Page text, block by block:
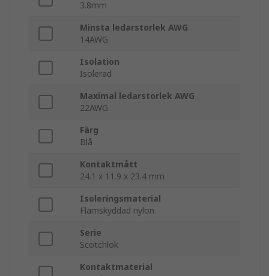
3.8mm
Minsta ledarstorlek AWG
14AWG
Isolation
Isolerad
Maximal ledarstorlek AWG
22AWG
Färg
Blå
Kontaktmått
24.1 x 11.9 x 23.4 mm
Isoleringsmaterial
Flamskyddad nylon
Serie
Scotchlok
Kontaktmaterial